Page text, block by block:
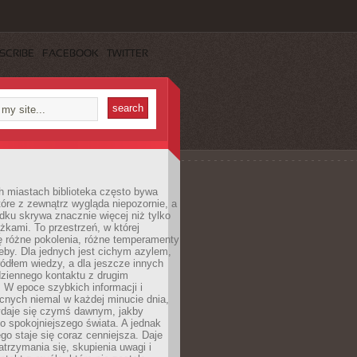
FACEBOOK TWITTER
miastach biblioteka często bywa
z zewnątrz wygląda niepozornie, a
skrywa znacznie więcej niż tylko
To przestrzeń, w której
różne pokolenia, różne temperamenty
Dla jednych jest cichym azylem,
wiedzy, a dla jeszcze innych
kontaktu z drugim
W epoce szybkich informacji i
niemal w każdej minucie dnia,
się czymś dawnym, jakby
spokojniejszego świata. A jednak
staje się coraz cenniejsza. Daje
się, skupienia uwagi i